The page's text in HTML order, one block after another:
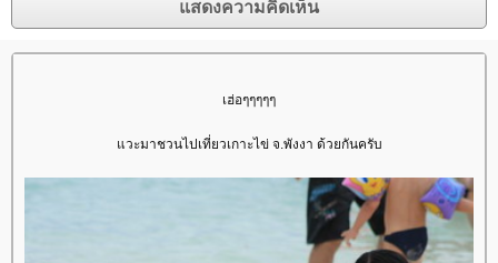
เฮ่อๆๆๆๆๆ
แวะมาชวนไปเที่ยวเกาะไข่ จ.พังงา ด้วยกันครับ